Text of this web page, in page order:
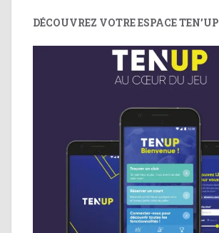
DÉCOUVREZ VOTRE ESPACE TEN’UP